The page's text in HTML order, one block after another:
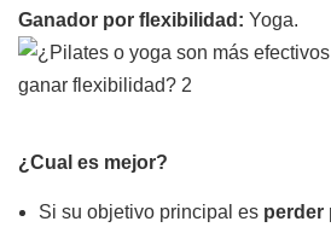
Ganador por flexibilidad: Yoga.
¿Cual es mejor?
Si su objetivo principal es perder